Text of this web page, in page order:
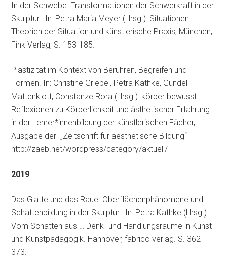
In der Schwebe. Transformationen der Schwerkraft in der
Skulptur. In: Petra Maria Meyer (Hrsg.): Situationen.
Theorien der Situation und künstlerische Praxis, München,
Fink Verlag, S. 153-185.
Plastizität im Kontext von Berühren, Begreifen und
Formen. In: Christine Griebel, Petra Kathke, Gundel
Mattenklott, Constanze Rora (Hrsg.): körper bewusst –
Reflexionen zu Körperlichkeit und ästhetischer Erfahrung
in der Lehrer*innenbildung der künstlerischen Fächer,
Ausgabe der „Zeitschrift für aesthetische Bildung“
http://zaeb.net/wordpress/category/aktuell/
2019
Das Glatte und das Raue. Oberflächenphänomene und
Schattenbildung in der Skulptur. In: Petra Kathke (Hrsg.):
Vom Schatten aus … Denk- und Handlungsräume in Kunst-
und Kunstpädagogik. Hannover, fabrico verlag. S. 362-
373.